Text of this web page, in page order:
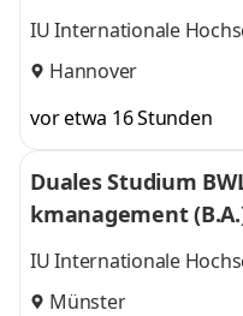
l
IU Internationale
Hannover
vor etwa 16 Stunden
Duales Studium
kmanagement
l
IU Internationale
Münster